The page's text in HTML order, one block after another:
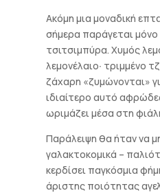
Ακόμη μια μοναδική
σήμερα παράγεται μόνο
τσιτσιμπύρα. Χυμός
λεμονέλαιο∙ τριμμένο
ζάχαρη «ζυμώνονται»
ιδιαίτερο αυτό
ωριμάζει μέσα στη
Παράλειψη θα ήταν να
γαλακτοκομικά –
κερδίσει παγκόσμια
άριστης ποιότητας